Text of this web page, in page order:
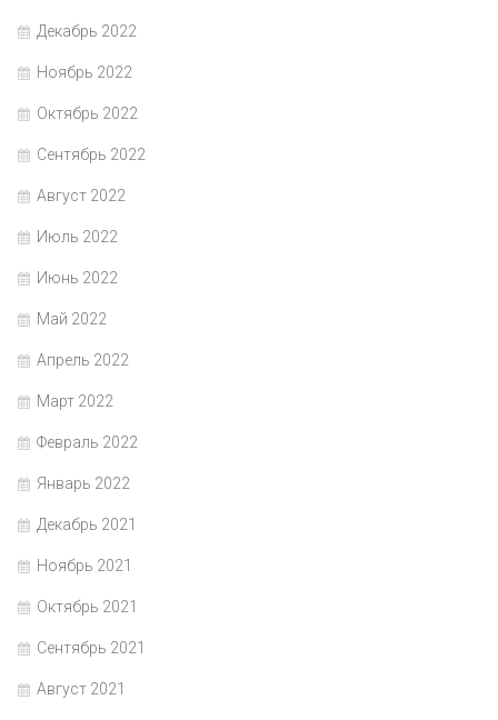
Декабрь 2022
Ноябрь 2022
Октябрь 2022
Сентябрь 2022
Август 2022
Июль 2022
Июнь 2022
Май 2022
Апрель 2022
Март 2022
Февраль 2022
Январь 2022
Декабрь 2021
Ноябрь 2021
Октябрь 2021
Сентябрь 2021
Август 2021